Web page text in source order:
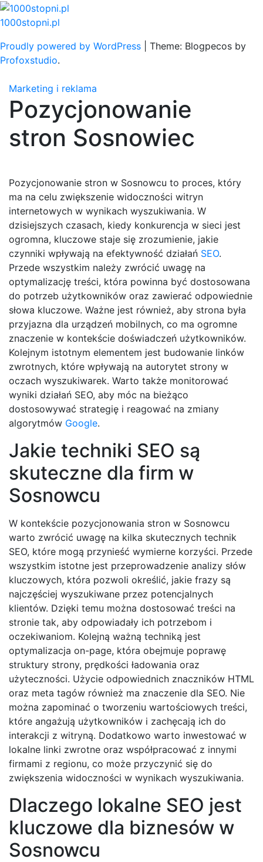
Skip
to
1000stopni.pl
Proudly powered by WordPress
Theme: Blogpecos by
Profoxstudio.
Marketing i reklama
Pozycjonowanie
stron Sosnowiec
Pozycjonowanie stron w Sosnowcu to proces, który
ma na celu zwiększenie widoczności witryn
internetowych w wynikach wyszukiwania. W
dzisiejszych czasach, kiedy konkurencja w sieci jest
ogromna, kluczowe staje się zrozumienie, jakie
czynniki wpływają na efektywność działań SEO.
Przede wszystkim należy zwrócić uwagę na
optymalizację treści, która powinna być dostosowana
do potrzeb użytkowników oraz zawierać odpowiednie
słowa kluczowe. Ważne jest również, aby strona była
przyjazna dla urządzeń mobilnych, co ma ogromne
znaczenie w kontekście doświadczeń użytkowników.
Kolejnym istotnym elementem jest budowanie linków
zwrotnych, które wpływają na autorytet strony w
oczach wyszukiwarek. Warto także monitorować
wyniki działań SEO, aby móc na bieżąco
dostosowywać strategię i reagować na zmiany
algorytmów Google.
Jakie techniki SEO są
skuteczne dla firm w
Sosnowcu
W kontekście pozycjonowania stron w Sosnowcu
warto zwrócić uwagę na kilka skutecznych technik
SEO, które mogą przynieść wymierne korzyści. Przede
wszystkim istotne jest przeprowadzenie analizy słów
kluczowych, która pozwoli określić, jakie frazy są
najczęściej wyszukiwane przez potencjalnych
klientów. Dzięki temu można dostosować treści na
stronie tak, aby odpowiadały ich potrzebom i
oczekiwaniom. Kolejną ważną techniką jest
optymalizacja on-page, która obejmuje poprawę
struktury strony, prędkości ładowania oraz
użyteczności. Użycie odpowiednich znaczników HTML
oraz meta tagów również ma znaczenie dla SEO. Nie
można zapominać o tworzeniu wartościowych treści,
które angażują użytkowników i zachęcają ich do
interakcji z witryną. Dodatkowo warto inwestować w
lokalne linki zwrotne oraz współpracować z innymi
firmami z regionu, co może przyczynić się do
zwiększenia widoczności w wynikach wyszukiwania.
Dlaczego lokalne SEO jest
kluczowe dla biznesów w
Sosnowcu